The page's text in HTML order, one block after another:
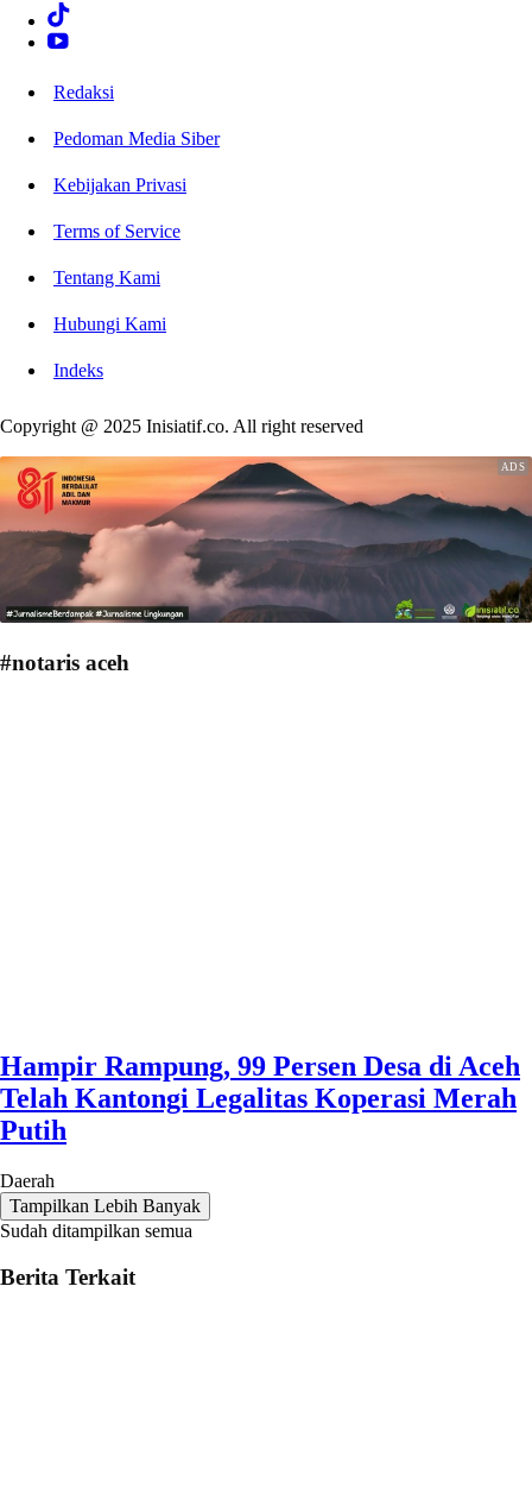
Redaksi
Pedoman Media Siber
Kebijakan Privasi
Terms of Service
Tentang Kami
Hubungi Kami
Indeks
Copyright @ 2025 Inisiatif.co. All right reserved
#notaris aceh
Hampir Rampung, 99 Persen Desa di Aceh
Telah Kantongi Legalitas Koperasi Merah
Putih
Daerah
Tampilkan Lebih Banyak
Sudah ditampilkan semua
Berita Terkait